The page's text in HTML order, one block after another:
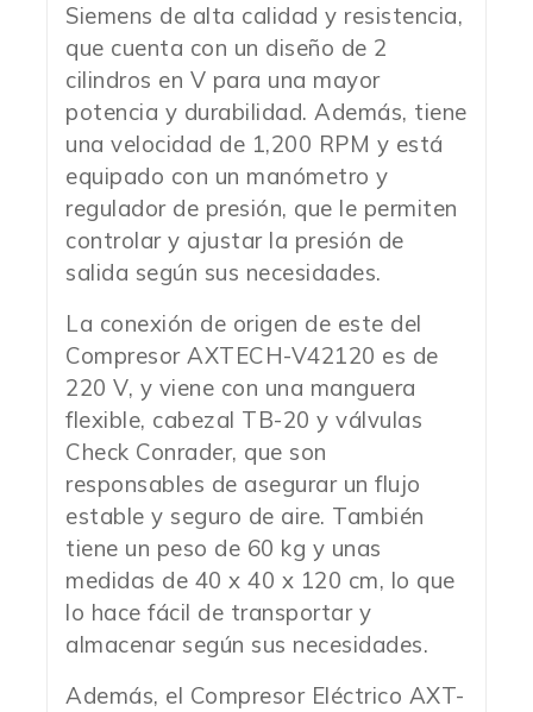
Siemens de alta calidad y resistencia,
que cuenta con un diseño de 2
cilindros en V para una mayor
potencia y durabilidad. Además, tiene
una velocidad de 1,200 RPM y está
equipado con un manómetro y
regulador de presión, que le permiten
controlar y ajustar la presión de
salida según sus necesidades.
La conexión de origen de este del
Compresor AXTECH-V42120 es de
220 V, y viene con una manguera
flexible, cabezal TB-20 y válvulas
Check Conrader, que son
responsables de asegurar un flujo
estable y seguro de aire. También
tiene un peso de 60 kg y unas
medidas de 40 x 40 x 120 cm, lo que
lo hace fácil de transportar y
almacenar según sus necesidades.
Además, el Compresor Eléctrico AXT-